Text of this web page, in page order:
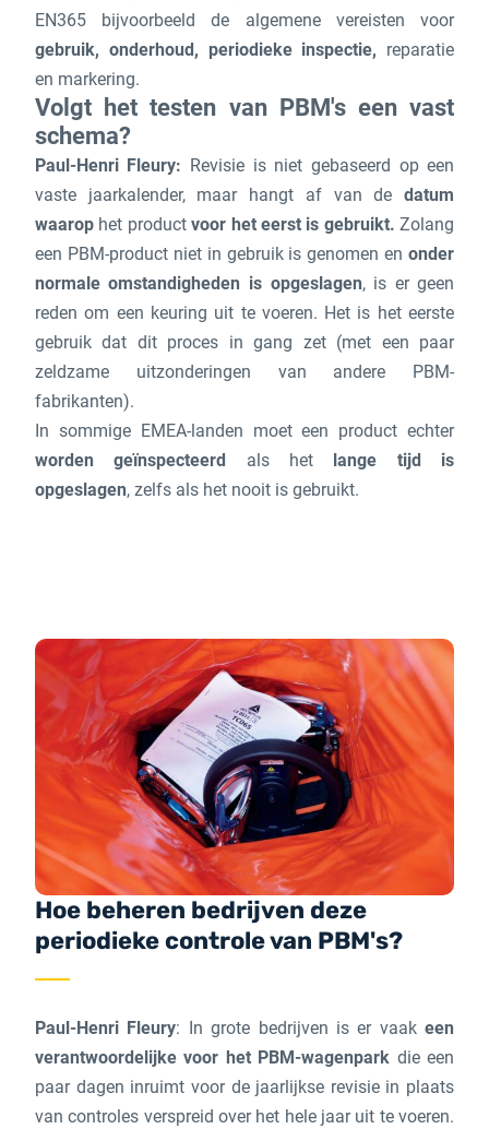
EN365 bijvoorbeeld de algemene vereisten voor
gebruik, onderhoud, periodieke inspectie, reparatie
en markering.
Volgt het testen van PBM's een vast
schema?
Paul-Henri Fleury: Revisie is niet gebaseerd op een
vaste jaarkalender, maar hangt af van dedatum
waarop het productvoor het eerst is gebruikt. Zolang
een PBM-product niet in gebruik is genomen enonder
normale omstandigheden is opgeslagen, is er geen
reden om een keuring uit te voeren. Het is het eerste
gebruik dat dit proces in gang zet (met een paar
zeldzame uitzonderingen van andere PBM-
fabrikanten).
In sommige EMEA-landen moet een product echter
worden geïnspecteerd als het lange tijd is
opgeslagen, zelfs als het nooit is gebruikt.
Hoe beheren bedrijven deze
periodieke controle van PBM's?
Paul-Henri Fleury: In grote bedrijven is er vaakeen
verantwoordelijke voor het PBM-wagenpark die een
paar dagen inruimt voor de jaarlijkse revisie in plaats
van controles verspreid over het hele jaar uit te voeren.